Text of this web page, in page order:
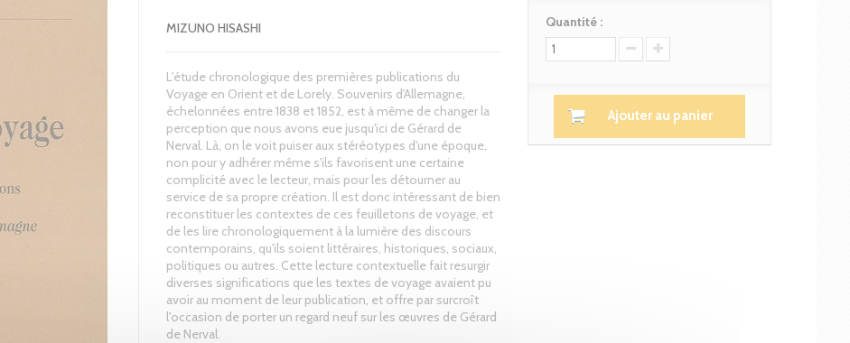
MIZUNO HISASHI
L'étude chronologique des premières publications du
Voyage en Orient et de Lorely. Souvenirs d'Allemagne,
échelonnées entre 1838 et 1852, est à même de changer la
perception que nous avons eue jusqu'ici de Gérard de
Nerval. Là, on le voit puiser aux stéréotypes d'une époque,
non pour y adhérer même s'ils favorisent une certaine
complicité avec le lecteur, mais pour les détourner au
service de sa propre création. Il est donc intéressant de bien
reconstituer les contextes de ces feuilletons de voyage, et
de les lire chronologiquement à la lumière des discours
contemporains, qu'ils soient littéraires, historiques, sociaux,
politiques ou autres. Cette lecture contextuelle fait resurgir
diverses significations que les textes de voyage avaient pu
avoir au moment de leur publication, et offre par surcroît
l'occasion de porter un regard neuf sur les œuvres de Gérard
de Nerval.
Quantité :
Ajouter au panier